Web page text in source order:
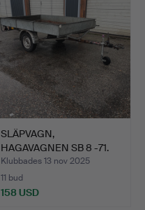
SLÄPVAGN,
HAGAVAGNEN SB 8 -71.
Klubbades 13 nov 2025
11 bud
158 USD